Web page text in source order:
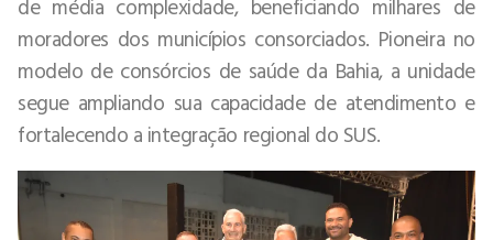
moradores dos municípios consorciados. Pioneira no
modelo de consórcios de saúde da Bahia, a unidade
segue ampliando sua capacidade de atendimento e
fortalecendo a integração regional do SUS.